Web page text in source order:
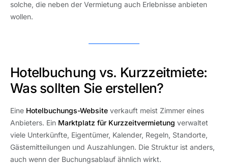
solche, die neben der Vermietung auch Erlebnisse anbieten
wollen.
Hotelbuchung vs. Kurzzeitmiete:
Was sollten Sie erstellen?
Eine Hotelbuchungs-Website verkauft meist Zimmer eines
Anbieters. Ein Marktplatz für Kurzzeitvermietung verwaltet
viele Unterkünfte, Eigentümer, Kalender, Regeln, Standorte,
Gästemitteilungen und Auszahlungen. Die Struktur ist anders,
auch wenn der Buchungsablauf ähnlich wirkt.